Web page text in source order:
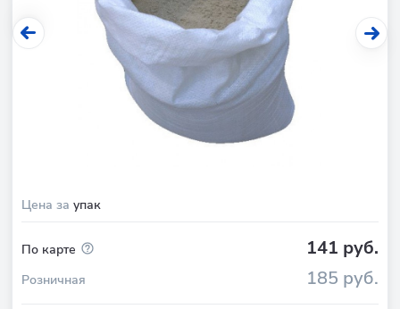
Цена за упак
По карте 141 руб.
Розничная 185 руб.